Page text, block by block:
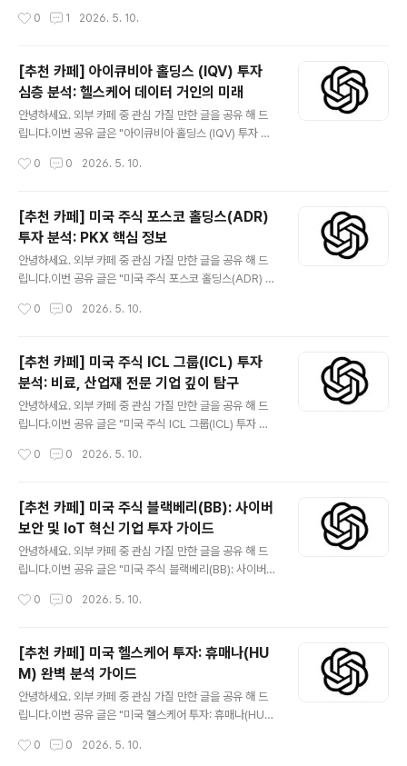
틱스)은 유전 질환 치료를 위한 혁신적인 유전자 치료제 개
미충족 의료 수요가 높은 희귀 질환 분야에서 새로운 치료
옵션을 제공하며, 글로벌 유전자 치료 시장의 성장에 발맞
춰 잠재력을 키우고 있습니다. 본 심층 분석은 SION의 회
사 개요, 비즈니스 모델, 주요 투자 요인 및 위험 요인을 다
루어 투자자들이 정보에 입각한 결정을 내릴 수 있도록 돕
바랍니다. 카페 사이트 미국 주식 SION: 시오나 테라퓨틱
0 1 2026. 5. 10.
[추천 카페] 아이큐비아 홀딩스 (IQV) 투자
심층 분석: 헬스케어 데이터 거인의 미래
안녕하세요. 외부 카페 중 관심 가질 만한 글을 공유 해 드
립니다.이번 공유 글은 "아이큐비아 홀딩스 (IQV) 투자 심
VIA Holdings (IQV)는 글로벌 헬스케어 정보 기술 및 임
첨단 분석 기술, 그리고 임상 연구 전문성을 결합하여 제약
및 생명과학 기업들이 신약 개발 및 상업화를 가속화할 수
있도록 지원합니다. 디지털 헬스케어 전환과 데이터 기반
의사결정의 중요성이 커지면서 IQVIA의 역할은 더욱 부각
되고 있으며, 혁신적인 솔루션을 통해 산업의 효율성을 높
꾸준한 성장 잠재력, 그리고 방어적 산업 특성에 주목하고
0 0 2026. 5. 10.
[추천 카페] 미국 주식 포스코 홀딩스(ADR)
투자 분석: PKX 핵심 정보
안녕하세요. 외부 카페 중 관심 가질 만한 글을 공유 해 드
립니다.이번 공유 글은 "미국 주식 포스코 홀딩스(ADR) 투
에서 거래되는 포스코 홀딩스(ADR) (티커: PKX)는 한국
통적인 철강 사업의 견고한 기반 위에 이차전지 소재, 수소
등 미래 신사업으로의 성공적인 전환을 추진하며 글로벌
친환경 미래 소재 대표 기업으로 도약하고 있습니다. 본 심
층 분석 글은 포스코 홀딩스(PKX)의 회사 개요, 비즈니스
모델, 주요 상승 및 하락 요인, 재무 정보, 그리고 투자자들
아우르며 투자 의사 결정에 필요한 객관적이고 사실적인
0 0 2026. 5. 10.
[추천 카페] 미국 주식 ICL 그룹(ICL) 투자
분석: 비료, 산업재 전문 기업 깊이 탐구
안녕하세요. 외부 카페 중 관심 가질 만한 글을 공유 해 드
립니다.이번 공유 글은 "미국 주식 ICL 그룹(ICL) 투자 분
L 그룹(뉴욕증권거래소: ICL)은 글로벌 농업 및 산업 분야
기업입니다. 이스라엘에 본사를 둔 ICL은 사해의 풍부한
자원을 기반으로 칼륨, 인산염, 브롬 등 핵심 광물을 채굴하
고, 이를 활용하여 비료, 산업용 특수 화학 제품, 식품 첨가
물 등을 생산합니다. 지속 가능한 농업 솔루션, 친환경 난연
제, 혁신적인 식품 소재 개발에 주력하며, 전 세계 식량 안
그룹의 사업 모델, 재무 현황, 성장 동력 및 투자 리..
0 0 2026. 5. 10.
[추천 카페] 미국 주식 블랙베리(BB): 사이버
보안 및 IoT 혁신 기업 투자 가이드
안녕하세요. 외부 카페 중 관심 가질 만한 글을 공유 해 드
립니다.이번 공유 글은 "미국 주식 블랙베리(BB): 사이버
베리(BlackBerry, BB)는 한때 스마트폰 시장의 강자였지
을 이루었습니다. 특히 사이버 보안 솔루션과 사물 인터넷(I
oT) 분야에서 독보적인 기술력을 바탕으로 성장 잠재력을
키우고 있습니다. 이 글에서는 블랙베리의 사업 모델, 재무
현황, 투자 포인트 및 리스크 요인을 심층적으로 분석하여
투자자 여러분께 객관적인 정보를 제공합니다. 😅관심 있
랙베리(BB): 사이버 보안 및 IoT 혁신 기업 투자 가이드미
0 0 2026. 5. 10.
[추천 카페] 미국 헬스케어 투자: 휴매나(HU
M) 완벽 분석 가이드
안녕하세요. 외부 카페 중 관심 가질 만한 글을 공유 해 드
립니다.이번 공유 글은 "미국 헬스케어 투자: 휴매나(HU
HUM)는 미국 메디케어 어드밴티지 시장의 선두 주자로
0 0 2026. 5. 10.